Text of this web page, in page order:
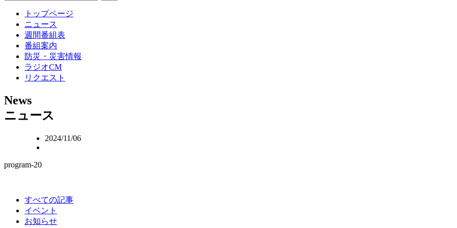
トップページ
ニュース
週間番組表
番組案内
防災・災害情報
ラジオCM
リクエスト
News
ニュース
2024/11/06
program-20
すべての記事
イベント
お知らせ